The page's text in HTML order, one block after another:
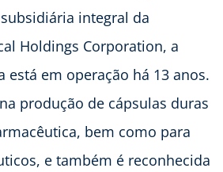
integral da
Holdings Corporation, a
está em operação há 13 anos.
produção de cápsulas duras
bem como para
e também é reconhecida